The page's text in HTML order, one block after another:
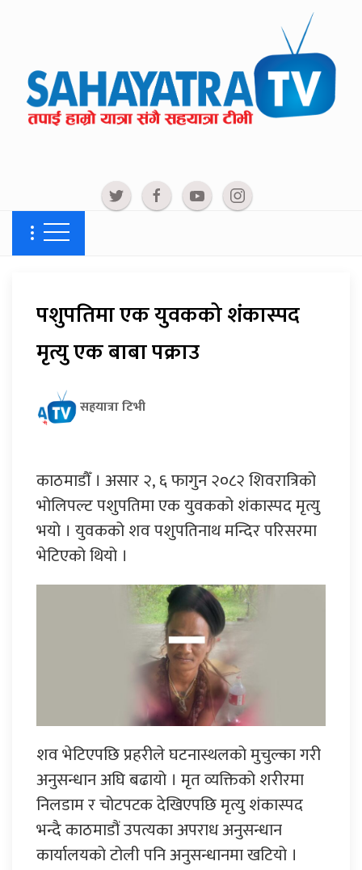
पशुपतिमा एक युवकको शंकास्पद
मृत्यु एक बाबा पक्राउ
सहयात्रा टिभी
काठमाडौँ । असार २, ६ फागुन २०८२ शिवरात्रिको
भोलिपल्ट पशुपतिमा एक युवकको शंकास्पद मृत्यु
भयो । युवकको शव पशुपतिनाथ मन्दिर परिसरमा
भेटिएको थियो ।
शव भेटिएपछि प्रहरीले घटनास्थलको मुचुल्का गरी
अनुसन्धान अघि बढायो । मृत व्यक्तिको शरीरमा
निलडाम र चोटपटक देखिएपछि मृत्यु शंकास्पद
भन्दै काठमाडौं उपत्यका अपराध अनुसन्धान
कार्यालयको टोली पनि अनुसन्धानमा खटियो ।